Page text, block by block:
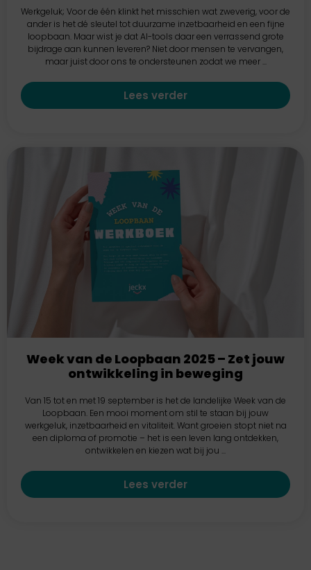
Werkgeluk; Voor de één klinkt het misschien wat zweverig, voor de
ander is het dé sleutel tot duurzame inzetbaarheid en een fijne
loopbaan. Maar wist je dat AI-tools daar een verrassend grote
bijdrage aan kunnen leveren? Niet door mensen te vervangen,
maar juist door ons te ondersteunen zodat we meer ...
Lees verder
Week van de Loopbaan 2025 – Zet jouw
ontwikkeling in beweging
Van 15 tot en met 19 september is het de landelijke Week van de
Loopbaan. Een mooi moment om stil te staan bij jouw
werkgeluk, inzetbaarheid en vitaliteit. Want groeien stopt niet na
een diploma of promotie – het is een leven lang ontdekken,
ontwikkelen en kiezen wat bij jou ...
Lees verder